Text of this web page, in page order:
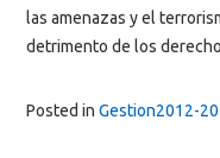
las amenazas y el
detrimento de los
Posted in Gestion2012-